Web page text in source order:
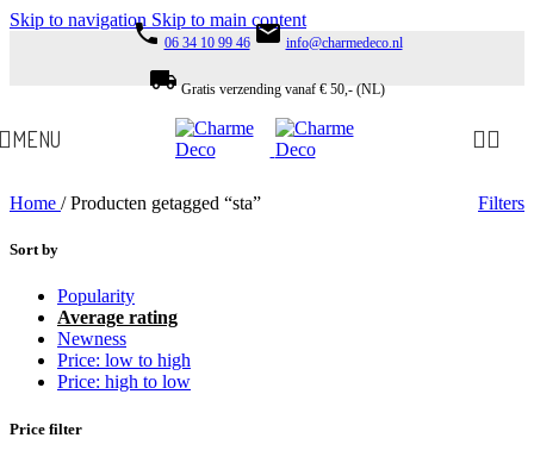
Skip to navigation Skip to main content
phone 06 34 10 99 46 email info@charmedeco.nl
local_shipping Gratis verzending vanaf € 50,- (NL)
MENU
Home / Producten getagged “sta” Filters
Sort by
Popularity
Average rating
Newness
Price: low to high
Price: high to low
Price filter